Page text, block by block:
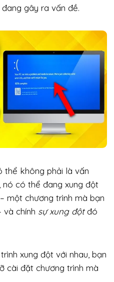
gây ra vấn đề.
thể không phải là vấn
có thể đang xung đột
một chương trình mà bạn
chính sự xung độtđó
xung đột với nhau, bạn
cài đặt chương trình mà